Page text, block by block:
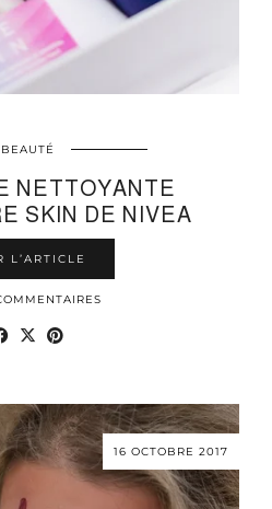
BEAUTÉ
NETTOYANTE
SKIN DE NIVEA
L’ARTICLE
16 OCTOBRE 2017